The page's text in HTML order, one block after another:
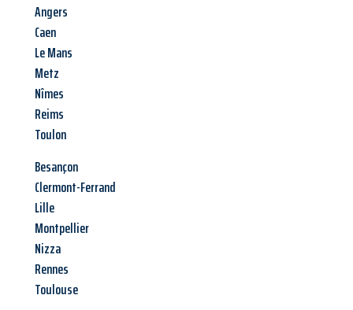
Angers
Caen
Le Mans
Metz
Nîmes
Reims
Toulon
Besançon
Clermont-Ferrand
Lille
Montpellier
Nizza
Rennes
Toulouse